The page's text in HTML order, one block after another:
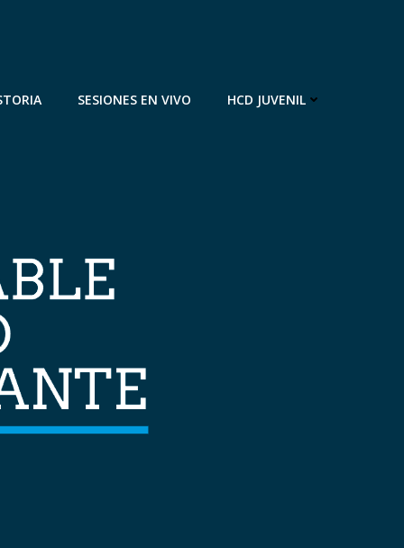
SESIONES EN VIVO HCD JUVENIL